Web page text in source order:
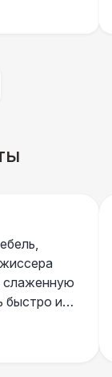
слаженную
быстро и